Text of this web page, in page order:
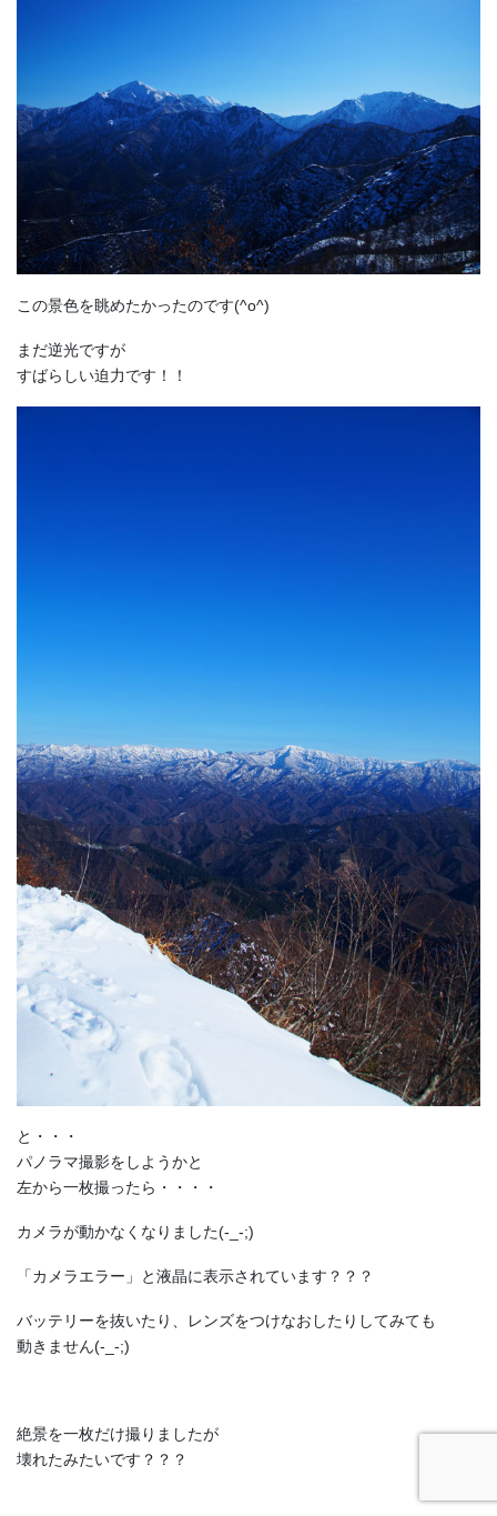
この景色を眺めたかったのです(^o^)
まだ逆光ですが
すばらしい迫力です！！
と・・・
パノラマ撮影をしようかと
左から一枚撮ったら・・・・
カメラが動かなくなりました(-_-;)
「カメラエラー」と液晶に表示されています？？？
バッテリーを抜いたり、レンズをつけなおしたりしてみても
動きません(-_-;)
絶景を一枚だけ撮りましたが
壊れたみたいです？？？